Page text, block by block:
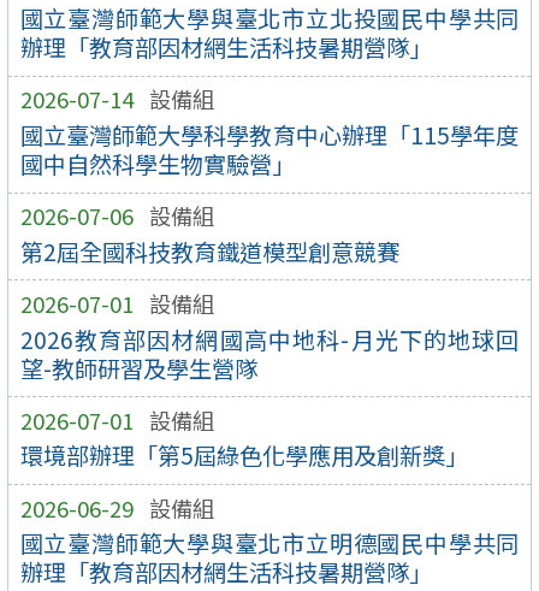
國立臺灣師範大學與臺北市立北投國民中學共同
辦理「教育部因材網生活科技暑期營隊」
2026-07-14 設備組
國立臺灣師範大學科學教育中心辦理「115學年度
國中自然科學生物實驗營」
2026-07-06 設備組
第2屆全國科技教育鐵道模型創意競賽
2026-07-01 設備組
2026教育部因材網國高中地科-月光下的地球回
望-教師研習及學生營隊
2026-07-01 設備組
環境部辦理「第5屆綠色化學應用及創新獎」
2026-06-29 設備組
國立臺灣師範大學與臺北市立明德國民中學共同
辦理「教育部因材網生活科技暑期營隊」